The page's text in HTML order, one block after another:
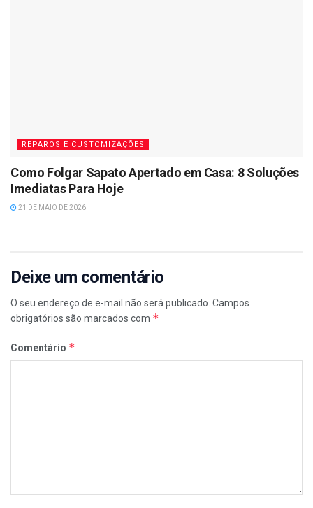
REPAROS E CUSTOMIZAÇÕES
Como Folgar Sapato Apertado em Casa: 8 Soluções
Imediatas Para Hoje
21 DE MAIO DE 2026
Deixe um comentário
O seu endereço de e-mail não será publicado. Campos
obrigatórios são marcados com *
Comentário *